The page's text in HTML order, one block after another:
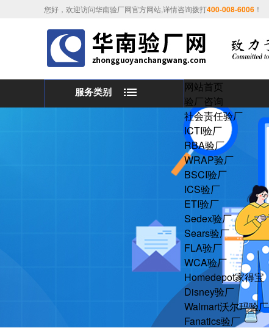
您好，欢迎访问华南验厂网官方网站,详情咨询拨打400-008-6006 ！
服务类别
网站首页
验厂咨询
社会责任验厂
ICTI验厂
RBA验厂
WRAP验厂
BSCI验厂
ICS验厂
ETI验厂
Sedex验厂
Sears验厂
FLA验厂
WCA验厂
Homedepot家得宝
Disney验厂
Walmart沃尔玛验厂
Fanatics验厂